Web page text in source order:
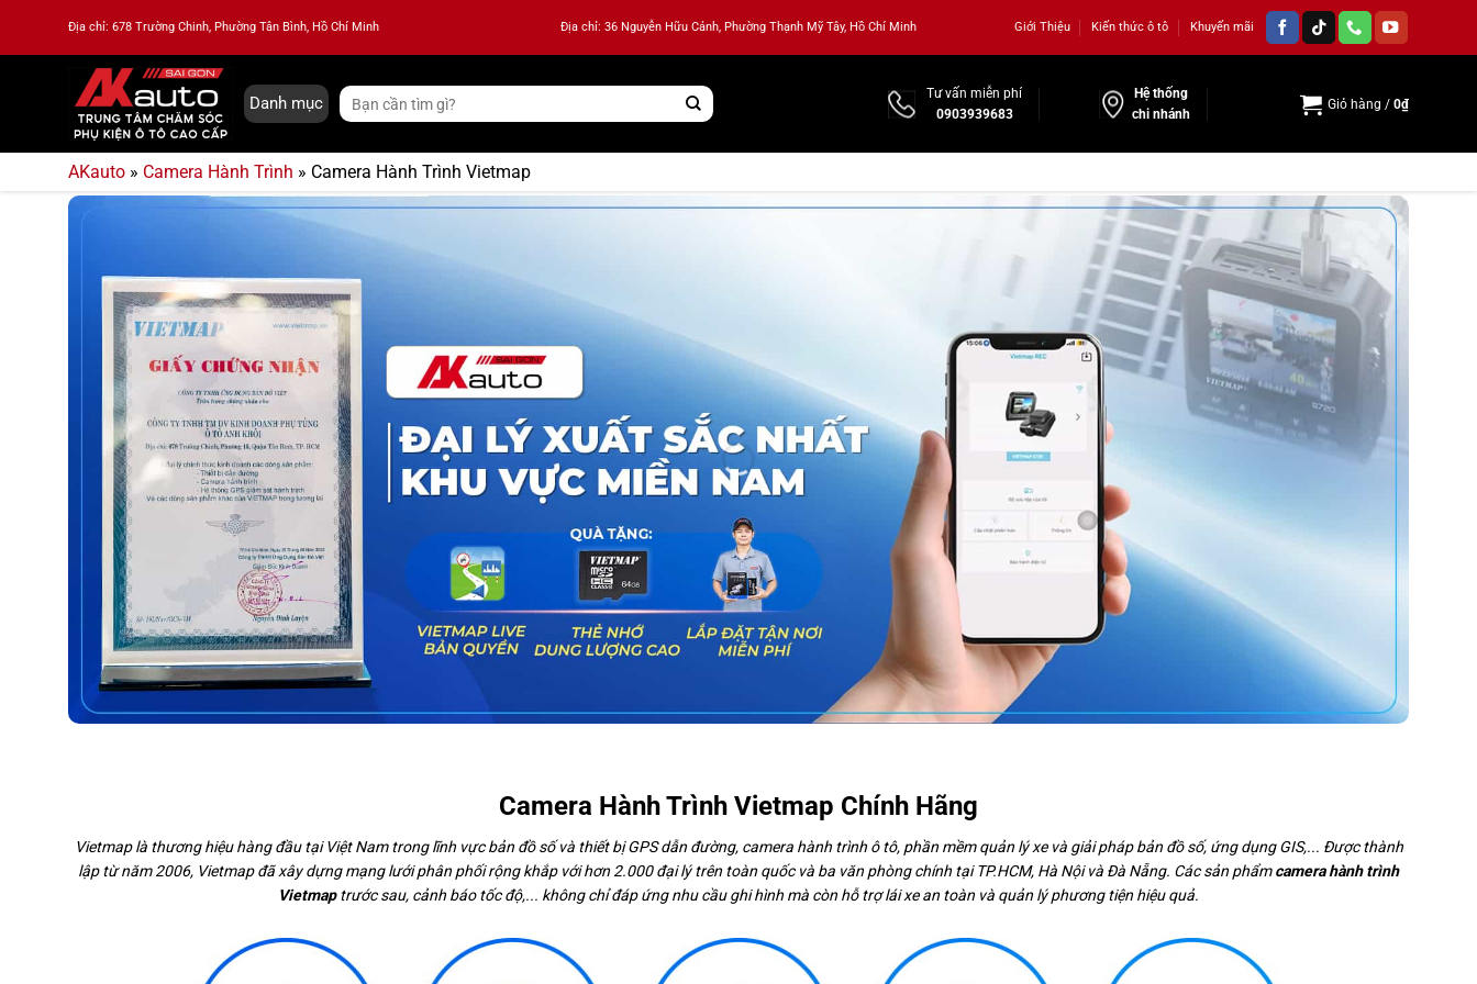
nội
Địa chỉ: 678 Trường Chinh, Phường Tân Bình, Hồ Chí Minh Địa chỉ: 36 Nguyễn Hữu Cảnh, Phường Thạnh Mỹ Tây, Hồ Chí Minh Giới Thiệu Kiến thức ô tô Khuyến mãi
Danh mục
Tìm
kiếm:
Tư vấn miễn phí
0903939683
Hệ thống
chi nhánh
Giỏ hàng / 0₫
AKauto » Camera Hành Trình » Camera Hành Trình Vietmap
Camera Hành Trình Vietmap Chính Hãng
Vietmap là thương hiệu hàng đầu tại Việt Nam trong lĩnh vực bản đồ số và thiết bị GPS dẫn đường, camera hành trình ô tô, phần mềm quản lý xe và giải pháp bản đồ số, ứng dụng GIS,... Được thành
lập từ năm 2006, Vietmap đã xây dựng mạng lưới phân phối rộng khắp với hơn 2.000 đại lý trên toàn quốc và ba văn phòng chính tại TP.HCM, Hà Nội và Đà Nẵng. Các sản phẩmcamera hành trình
Vietmaptrước sau, cảnh báo tốc độ,... không chỉ đáp ứng nhu cầu ghi hình mà còn hỗ trợ lái xe an toàn và quản lý phương tiện hiệu quả.